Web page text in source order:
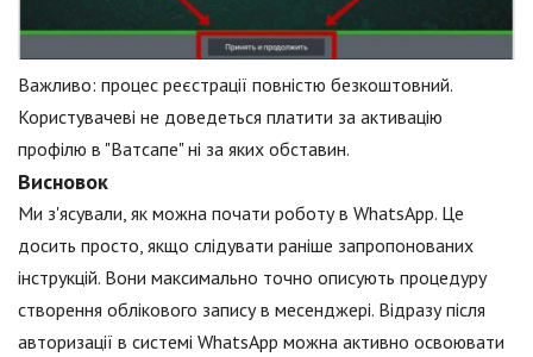
Важливо: процес реєстрації повністю безкоштовний.
Користувачеві не доведеться платити за активацію
профілю в "Ватсапе" ні за яких обставин.
Висновок
Ми з'ясували, як можна почати роботу в WhatsApp. Це
досить просто, якщо слідувати раніше запропонованих
інструкцій. Вони максимально точно описують процедуру
створення облікового запису в месенджері. Відразу після
авторизації в системі WhatsApp можна активно освоювати